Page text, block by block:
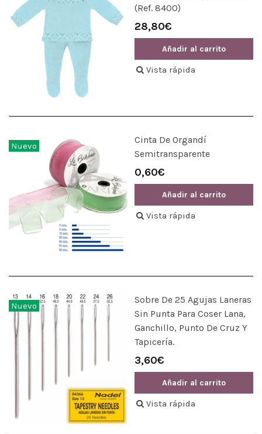
(Ref. 8400)
28,80€
Añadir al carrito
Vista rápida
Nuevo
Cinta De Organdí
Semitransparente
0,60€
Añadir al carrito
Vista rápida
Nuevo
Sobre De 25 Agujas Laneras
Sin Punta Para Coser Lana,
Ganchillo, Punto De Cruz Y
Tapicería.
3,60€
Añadir al carrito
Vista rápida